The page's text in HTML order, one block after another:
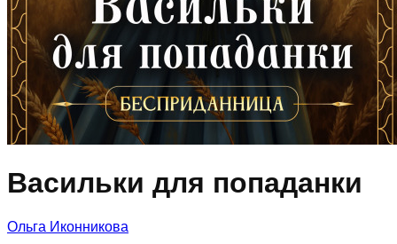
Васильки для попаданки
Ольга Иконникова